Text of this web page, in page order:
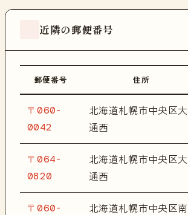
近隣の郵便番号
郵便番号 住所
〒060-
0042
北海道札幌市中央区大
通西
〒064-
0820
北海道札幌市中央区大
通西
〒060- 北海道札幌市中央区南